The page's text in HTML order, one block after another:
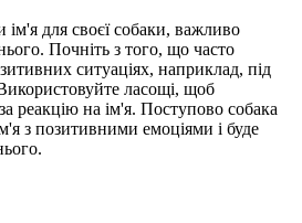
ім'я для своєї собаки, важливо
Почніть з того, що часто
ситуаціях, наприклад, під
ласощі, щоб
реакцію на ім'я. Поступово собака
з позитивними емоціями і буде